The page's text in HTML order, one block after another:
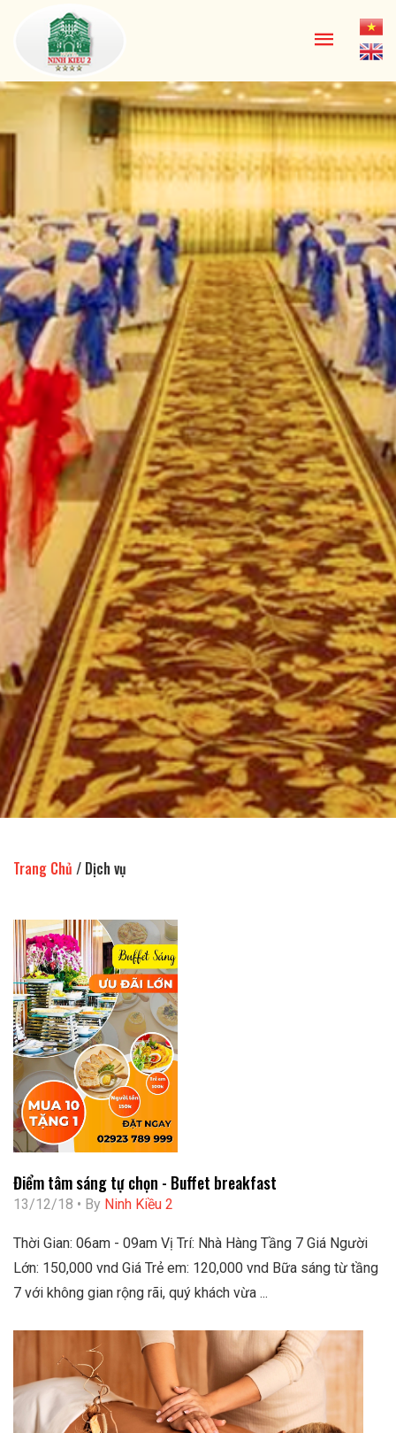
Trang Chủ / Dịch vụ
Điểm tâm sáng tự chọn - Buffet breakfast
13/12/18 • By Ninh Kiều 2
Thời Gian: 06am - 09am Vị Trí: Nhà Hàng Tầng 7 Giá Người
Lớn: 150,000 vnd Giá Trẻ em: 120,000 vnd Bữa sáng từ tầng
7 với không gian rộng rãi, quý khách vừa ...